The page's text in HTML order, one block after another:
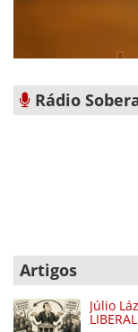
Rádio
Artigos
Júlio
LIBERAL